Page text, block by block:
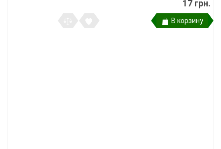
17 грн.
В корзину